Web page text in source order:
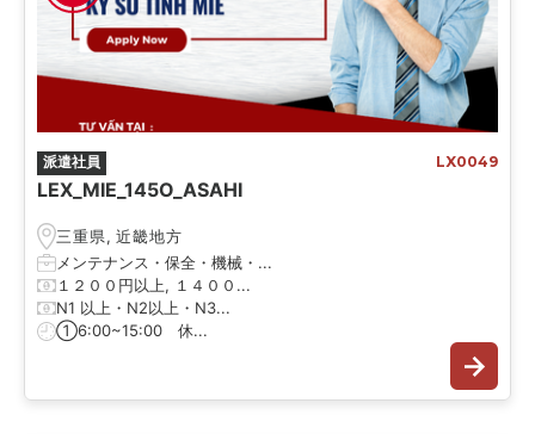
派遣社員 LX0049
LEX_MIE_145O_ASAHI
三重県, 近畿地方
メンテナンス・保全・機械・...
１２００円以上, １４００...
N1 以上・N2以上・N3...
①6:00~15:00 休...